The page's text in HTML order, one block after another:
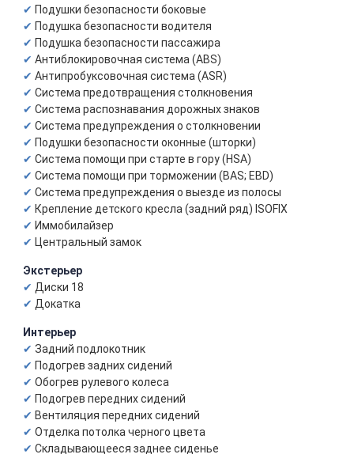
Подушки безопасности боковые
Подушка безопасности водителя
Подушка безопасности пассажира
Антиблокировочная система (ABS)
Антипробуксовочная система (ASR)
Система предотвращения столкновения
Система распознавания дорожных знаков
Система предупреждения о столкновении
Подушки безопасности оконные (шторки)
Система помощи при старте в гору (HSA)
Система помощи при торможении (BAS; EBD)
Система предупреждения о выезде из полосы
Крепление детского кресла (задний ряд) ISOFIX
Иммобилайзер
Центральный замок
Экстерьер
Диски 18
Докатка
Интерьер
Задний подлокотник
Подогрев задних сидений
Обогрев рулевого колеса
Подогрев передних сидений
Вентиляция передних сидений
Отделка потолка черного цвета
Складывающееся заднее сиденье